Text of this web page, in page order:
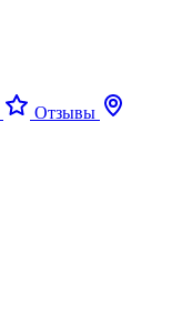
Отзывы